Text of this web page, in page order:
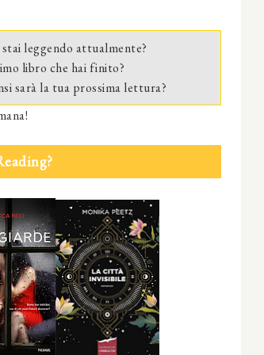
leggendo attualmente?
libro che hai finito?
sarà la tua prossima lettura?